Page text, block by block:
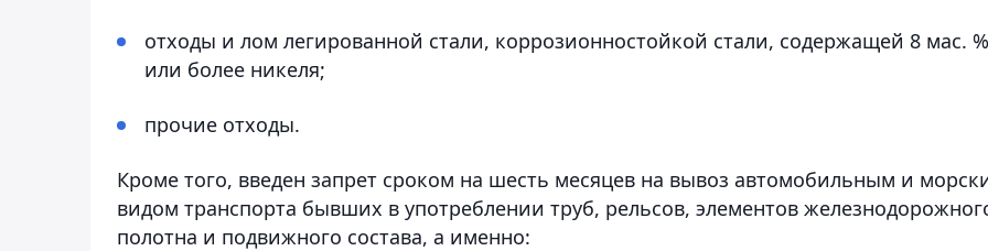
отходы и лом легированной стали, коррозионностойкой стали, содержащей 8 мас. %
или более никеля;
прочие отходы.
Кроме того, введен запрет сроком на шесть месяцев на вывоз автомобильным и
видом транспорта бывших в употреблении труб, рельсов, элементов
полотна и подвижного состава, а именно: